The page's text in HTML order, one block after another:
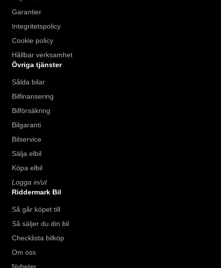
Garantier
Integritetspolicy
Cookie policy
Hållbar verksamhet
Övriga tjänster
Sålda bilar
Bilfinansering
Bilförsäkring
Bilgaranti
Bilservice
Sälja elbil
Köpa elbil
Logga in/ut
Riddermark Bil
Så går köpet till
Så säljer du din bil
Checklista bilköp
Om oss